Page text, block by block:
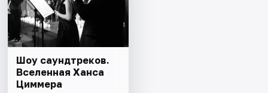
Шоу саундтреков.
Вселенная Ханса
Циммера